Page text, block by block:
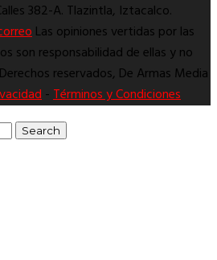
382-A. Tlazintla, Iztacalco.
Las opiniones vertidas por las
son responsabilidad de ellas y no
reservados, De Armas Media
-Términos y Condiciones